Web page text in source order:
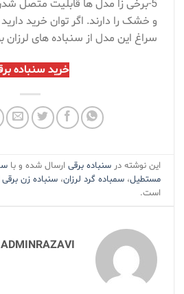
5-برخی زا مدل ها قابلیت متصل
و خشک را دارند. اگر توان خرید
سراغ این مدل از سنباده های لرزان
خرید سنباده
این نوشته درسنباده برقی ارسال شده و با
مستطیل،سمباده گرد لرزان،سنباده زن برقی
است.
ADMINRAZAVI